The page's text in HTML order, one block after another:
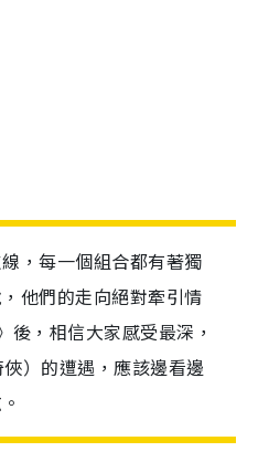
，每一個組合都有著獨
他們的走向絕對牽引情
，相信大家感受最深，
）的遭遇，應該邊看邊